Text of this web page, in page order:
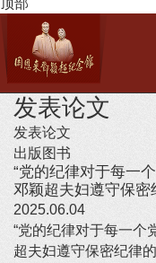
发表论文
发表论文
出版图书
“党的纪律对于每一
邓颖超夫妇遵守保密
2025.06.04
“党的纪律对于每一
超夫妇遵守保密纪律